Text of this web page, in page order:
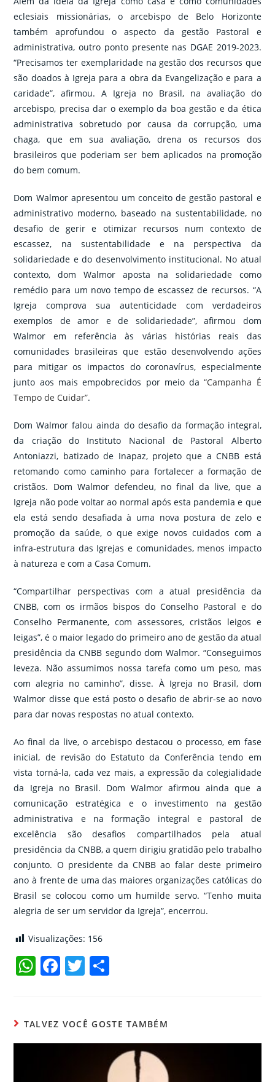
eclesiais missionárias, o arcebispo de Belo Horizonte
também aprofundou o aspecto da gestão Pastoral e
administrativa, outro ponto presente nas DGAE 2019-2023.
“Precisamos ter exemplaridade na gestão dos recursos que
são doados à Igreja para a obra da Evangelização e para a
caridade”, afirmou. A Igreja no Brasil, na avaliação do
arcebispo, precisa dar o exemplo da boa gestão e da ética
administrativa sobretudo por causa da corrupção, uma
chaga, que em sua avaliação, drena os recursos dos
brasileiros que poderiam ser bem aplicados na promoção
do bem comum.
Dom Walmor apresentou um conceito de gestão pastoral e
administrativo moderno, baseado na sustentabilidade, no
desafio de gerir e otimizar recursos num contexto de
escassez, na sustentabilidade e na perspectiva da
solidariedade e do desenvolvimento institucional. No atual
contexto, dom Walmor aposta na solidariedade como
remédio para um novo tempo de escassez de recursos. “A
Igreja comprova sua autenticidade com verdadeiros
exemplos de amor e de solidariedade”, afirmou dom
Walmor em referência às várias histórias reais das
comunidades brasileiras que estão desenvolvendo ações
para mitigar os impactos do coronavírus, especialmente
junto aos mais empobrecidos por meio da“Campanha É
Tempo de Cuidar”.
Dom Walmor falou ainda do desafio da formação integral,
da criação do Instituto Nacional de Pastoral Alberto
Antoniazzi, batizado de Inapaz, projeto que a CNBB está
retomando como caminho para fortalecer a formação de
cristãos. Dom Walmor defendeu, no final da live, que a
Igreja não pode voltar ao normal após esta pandemia e que
ela está sendo desafiada à uma nova postura de zelo e
promoção da saúde, o que exige novos cuidados com a
infra-estrutura das Igrejas e comunidades, menos impacto
à natureza e com a Casa Comum.
“Compartilhar perspectivas com a atual presidência da
CNBB, com os irmãos bispos do Conselho Pastoral e do
Conselho Permanente, com assessores, cristãos leigos e
leigas”, é o maior legado do primeiro ano de gestão da atual
presidência da CNBB segundo dom Walmor. “Conseguimos
leveza. Não assumimos nossa tarefa como um peso, mas
com alegria no caminho”, disse. À Igreja no Brasil, dom
Walmor disse que está posto o desafio de abrir-se ao novo
para dar novas respostas no atual contexto.
Ao final da live, o arcebispo destacou o processo, em fase
inicial, de revisão do Estatuto da Conferência tendo em
vista torná-la, cada vez mais, a expressão da colegialidade
da Igreja no Brasil. Dom Walmor afirmou ainda que a
comunicação estratégica e o investimento na gestão
administrativa e na formação integral e pastoral de
excelência são desafios compartilhados pela atual
presidência da CNBB, a quem dirigiu gratidão pelo trabalho
conjunto. O presidente da CNBB ao falar deste primeiro
ano à frente de uma das maiores organizações católicas do
Brasil se colocou como um humilde servo. “Tenho muita
alegria de ser um servidor da Igreja”, encerrou.
Visualizações: 156
W
s
A
F
e
b
T
er p
ar
til
TALVEZ VOCÊ GOSTE TAMBÉM